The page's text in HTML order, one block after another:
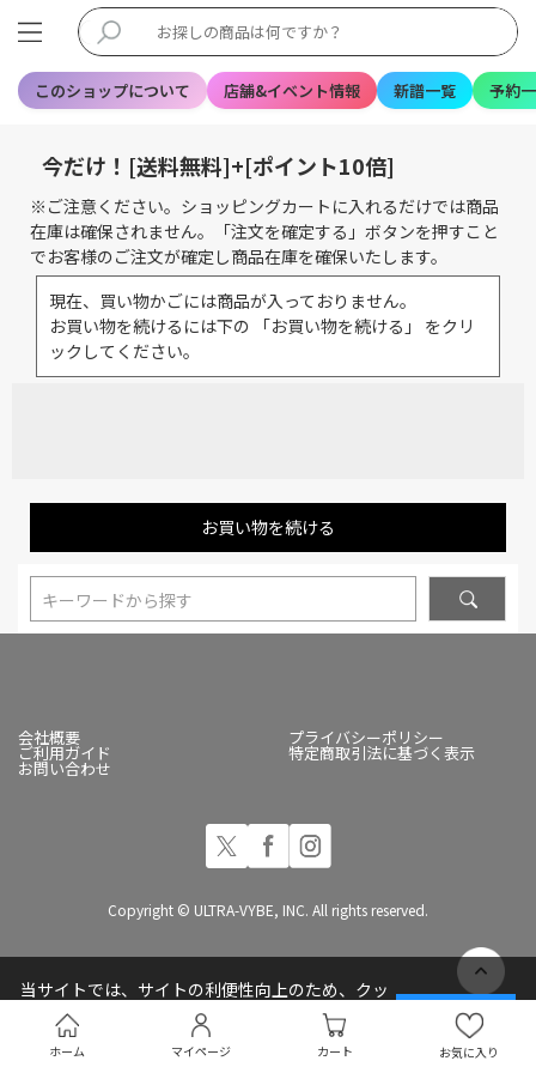
このショップについて 店舗&イベント情報 新譜一覧 予約
ホーム マイページ カート お気に入り
今だけ！[送料無料]+[ポイント10倍]
※ご注意ください。ショッピングカートに入れるだけでは商品
在庫は確保されません。「注文を確定する」ボタンを押すこと
でお客様のご注文が確定し商品在庫を確保いたします。
現在、買い物かごには商品が入っておりません。
お買い物を続けるには下の 「お買い物を続ける」 をクリ
ックしてください。
お買い物を続ける
キーワードから探す
会社概要 プライバシーポリシー
ご利用ガイド 特定商取引法に基づく表示
お問い合わせ
Copyright © ULTRA-VYBE, INC. All rights reserved.
当サイトでは、サイトの利便性向上のため、クッ
キー(Cookie)を使用しています
プライバシーポリシー
承諾する